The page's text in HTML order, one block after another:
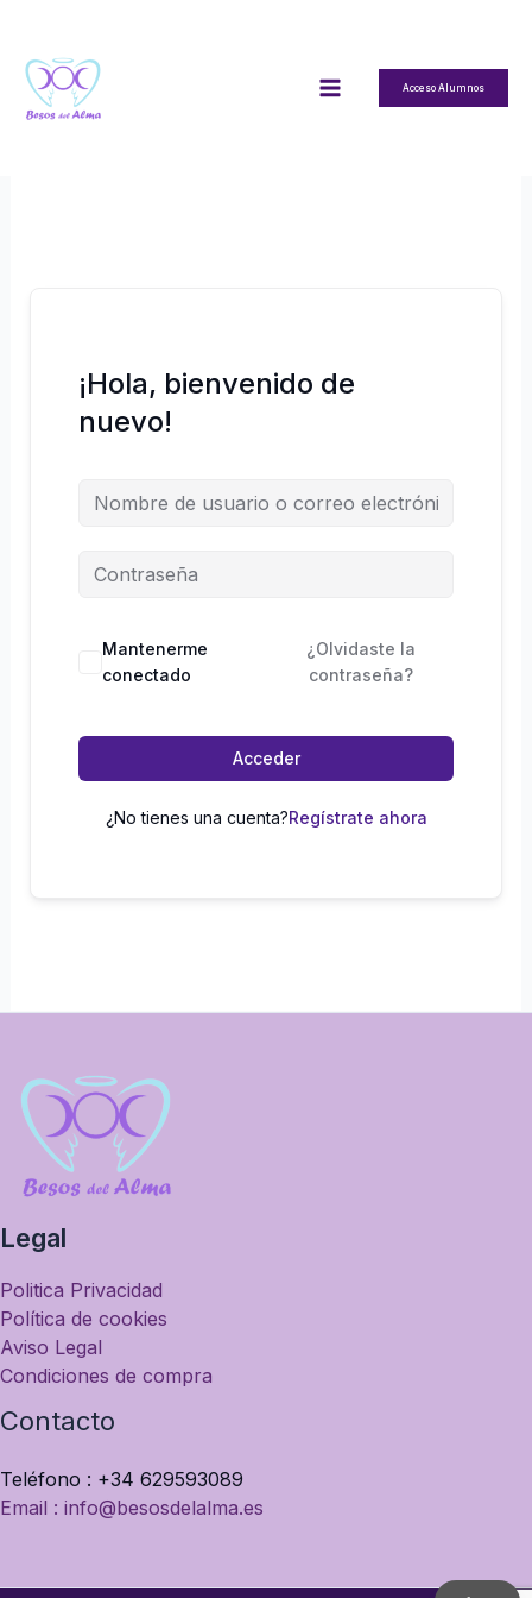
contenido
Acceso Alumnos
¡Hola, bienvenido de
nuevo!
Mantenerme
conectado
¿Olvidaste la
contraseña?
Acceder
¿No tienes una cuenta?Regístrate ahora
Legal
Politica Privacidad
Política de cookies
Aviso Legal
Condiciones de compra
Contacto
Teléfono : +34 629593089
Email : info@besosdelalma.es